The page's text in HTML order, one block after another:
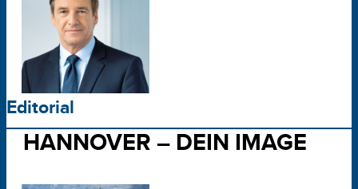
Editorial
HANNOVER – DEIN IMAGE